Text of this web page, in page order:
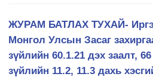
ЖУРАМ БАТЛАХ ТУХАЙ-
Монгол Улсын Засаг
зүйлийн 60.1.21 дэх заалт,
зүйлийн 11.2, 11.3 дахь